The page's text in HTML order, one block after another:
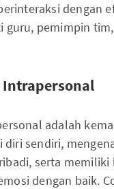
dengan
guru, pemimpin
Intrapersonal
adalah
diri sendiri,
serta memiliki
dengan baik.